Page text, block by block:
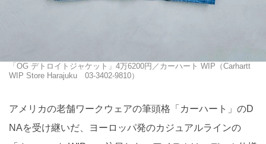
「OG デトロイトジャケット」4万6200円／カーハート WIP（Carhartt
WIP Store Harajuku 03-3402-9810）
アメリカの老舗ワークウェアの筆頭格「カーハート」のD
NAを受け継いだ、ヨーロッパ発のカジュアルラインの